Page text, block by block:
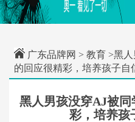
广东品牌网 > 教育 >黑
的回应很精彩，培养孩子自
黑人男孩没穿AJ被
彩，培养孩